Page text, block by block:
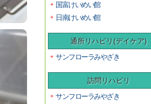
国富けいめい館
日南けいめい館
通所リハビリ(デイケア)
サンフローラみやざき
訪問リハビリ
サンフローラみやざき